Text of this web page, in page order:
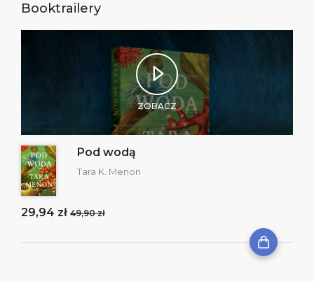
Booktrailery
ZOBACZ
Pod wodą
Tara K. Menon
29,94 zł 49,90 zł